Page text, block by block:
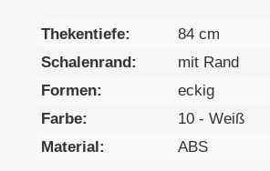
Thekentiefe:
84 cm
Schalenrand:
mit Rand
Formen:
eckig
Farbe:
10 - Weiß
Material:
ABS